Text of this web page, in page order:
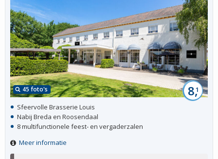
45 foto's 8,1
Sfeervolle Brasserie Louis
Nabij Breda en Roosendaal
8 multifunctionele feest- en vergaderzalen
Meer informatie